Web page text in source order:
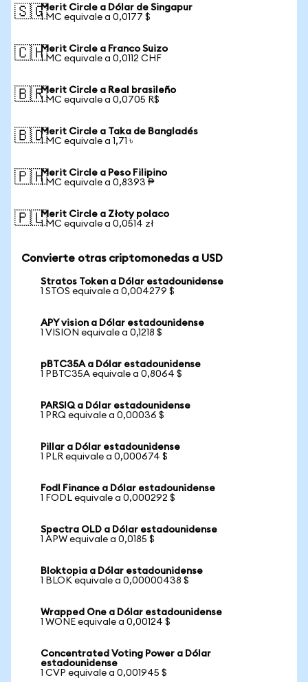
🇸🇬Merit Circle a Dólar de Singapur
1 MC equivale a 0,0177 $
🇨🇭Merit Circle a Franco Suizo
1 MC equivale a 0,0112 CHF
🇧🇷Merit Circle a Real brasileño
1 MC equivale a 0,0705 R$
🇧🇩Merit Circle a Taka de Bangladés
1 MC equivale a 1,71 ৳
🇵🇭Merit Circle a Peso Filipino
1 MC equivale a 0,8393 ₱
🇵🇱Merit Circle a Złoty polaco
1 MC equivale a 0,0514 zł
Convierte otras criptomonedas a USD
Stratos Token a Dólar estadounidense
1 STOS equivale a 0,004279 $
APY vision a Dólar estadounidense
1 VISION equivale a 0,1218 $
pBTC35A a Dólar estadounidense
1 PBTC35A equivale a 0,8064 $
PARSIQ a Dólar estadounidense
1 PRQ equivale a 0,00036 $
Pillar a Dólar estadounidense
1 PLR equivale a 0,000674 $
Fodl Finance a Dólar estadounidense
1 FODL equivale a 0,000292 $
Spectra OLD a Dólar estadounidense
1 APW equivale a 0,0185 $
Bloktopia a Dólar estadounidense
1 BLOK equivale a 0,00000438 $
Wrapped One a Dólar estadounidense
1 WONE equivale a 0,00124 $
Concentrated Voting Power a Dólar
estadounidense
1 CVP equivale a 0,001945 $